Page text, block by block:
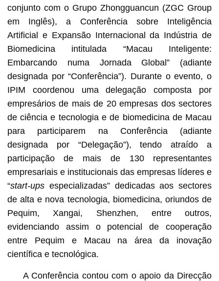
conjunto com o Grupo Zhongguancun (ZGC Group
em Inglês), a Conferência sobre Inteligência
Artificial e Expansão Internacional da Indústria de
Biomedicina intitulada “Macau Inteligente:
Embarcando numa Jornada Global” (adiante
designada por “Conferência”). Durante o evento, o
IPIM coordenou uma delegação composta por
empresários de mais de 20 empresas dos sectores
de ciência e tecnologia e de biomedicina de Macau
para participarem na Conferência (adiante
designada por “Delegação”), tendo atraído a
participação de mais de 130 representantes
empresariais e institucionais das empresas líderes e
“start-upsespecializadas” dedicadas aos sectores
de alta e nova tecnologia, biomedicina, oriundos de
Pequim, Xangai, Shenzhen, entre outros,
evidenciando assim o potencial de cooperação
entre Pequim e Macau na área da inovação
científica e tecnológica.
A Conferência contou com o apoio da Direcção